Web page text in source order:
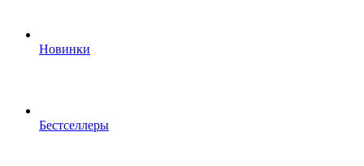
Новинки
Бестселлеры